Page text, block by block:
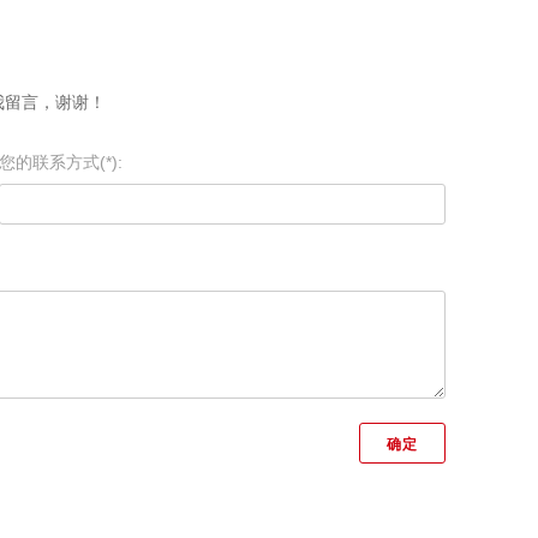
言，谢谢！
您的联系方式(*):